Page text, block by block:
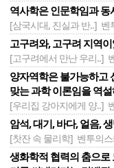
역사학은 인문학임과
[삼국시대, 진실과 반..] 벤
고구려와, 고구려 지역
[고구려에서 만난 우리..]
양자역학은 불가능하고
맞는 과학 이론임을 역
[우리집 강아지에게 양..]
암석, 대기, 바다, 얼음,
[찻잔 속 물리학] 벤투의
생화학적 협력의 춤으로